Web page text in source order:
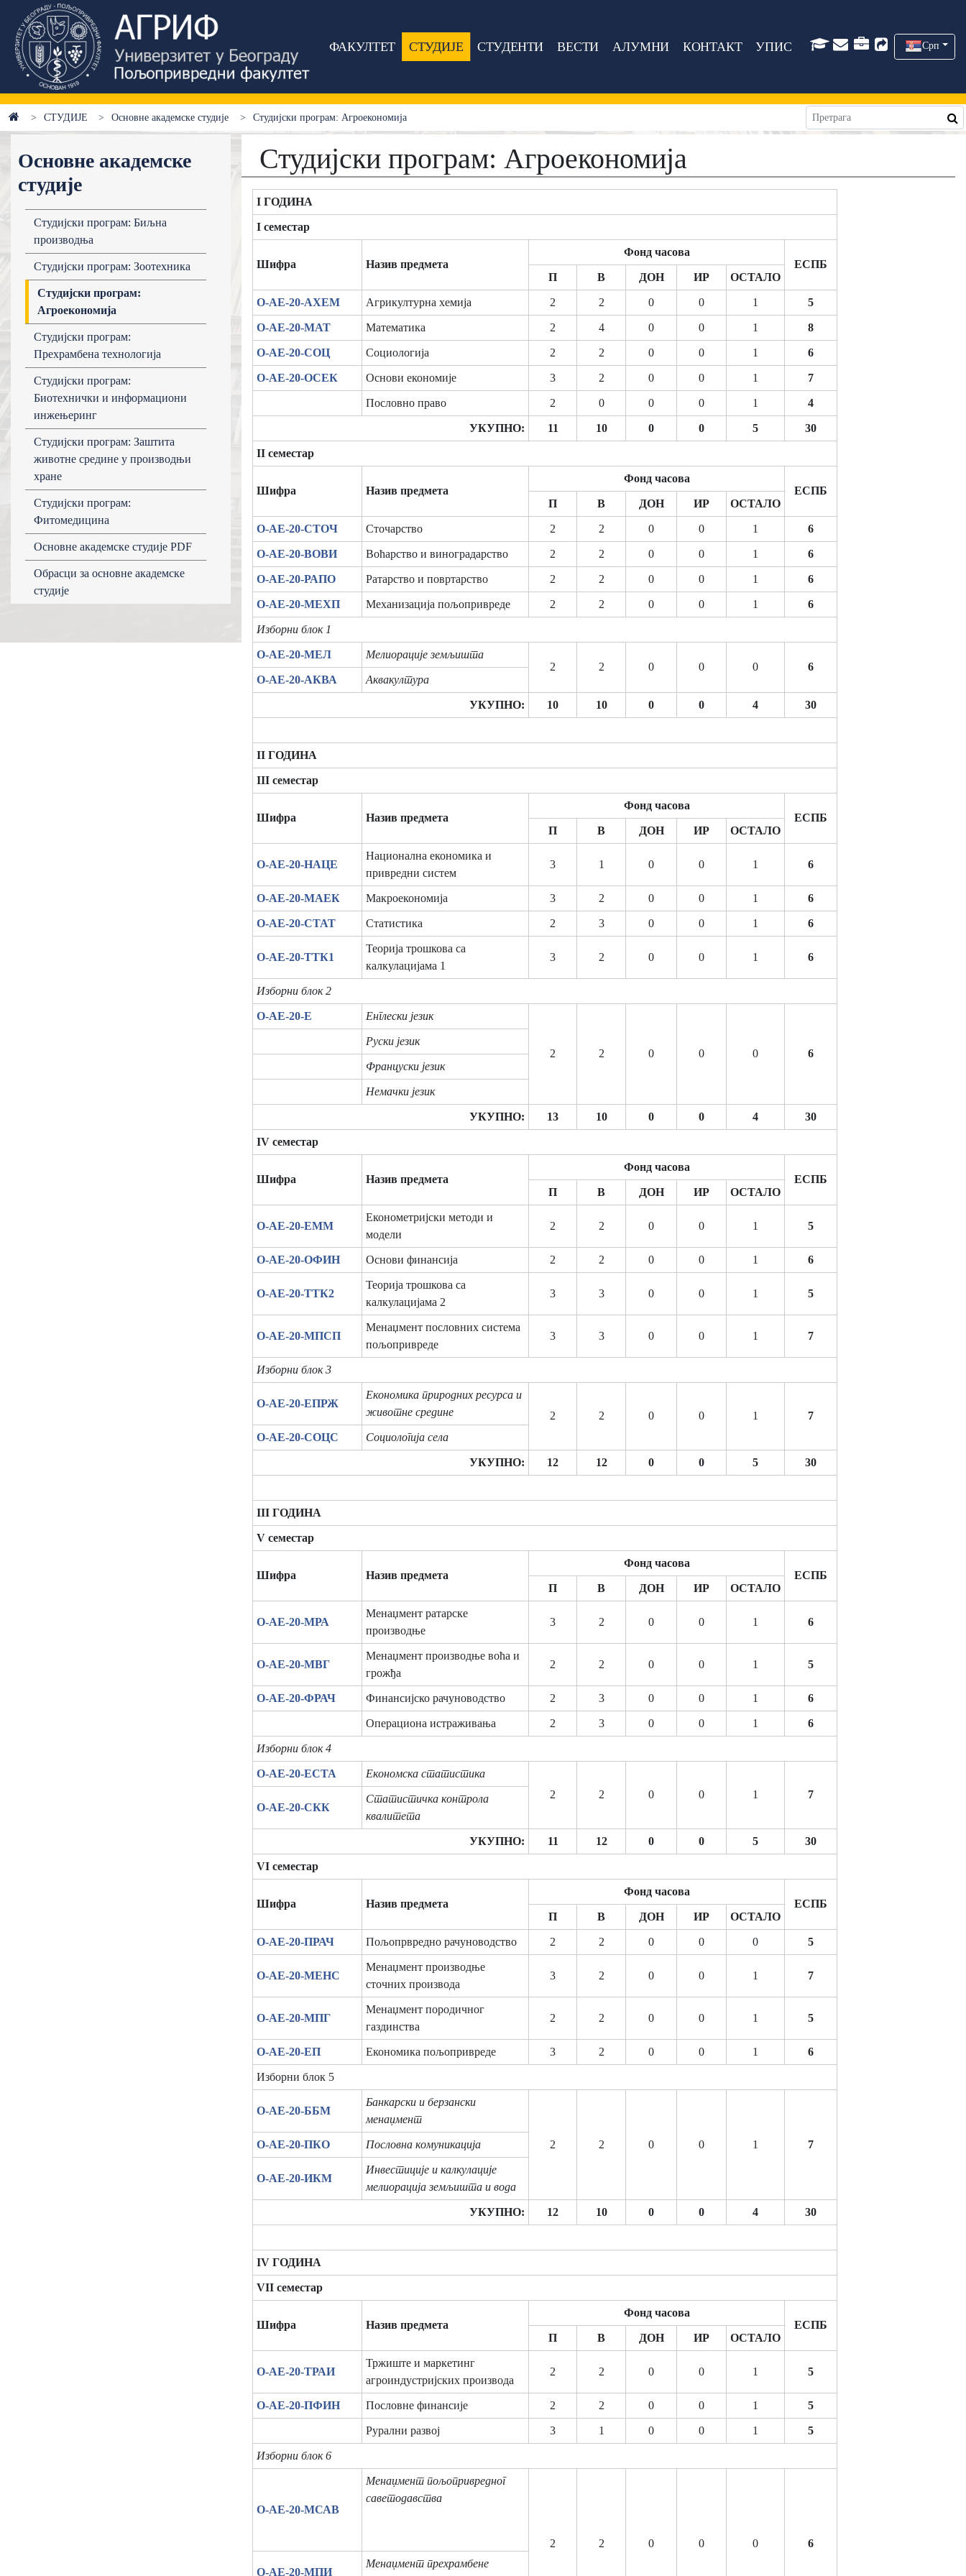
ФАКУЛТЕТ СТУДИЈЕ СТУДЕНТИ ВЕСТИ АЛУМНИ КОНТАКТ УПИС Срп
СТУДИЈЕ Основне академске студије Студијски програм: Агроекономија
Основне академске
студије
Студијски програм: Биљна
производња
Студијски програм: Зоотехника
Студијски програм:
Агроекономија
Студијски програм:
Прехрамбена технологија
Студијски програм:
Биотехнички и информациони
инжењеринг
Студијски програм: Заштита
животне средине у производњи
хране
Студијски програм:
Фитомедицина
Основне академске студије PDF
Обрасци за основне академске
студије
Студијски програм: Агроекономија
I ГОДИНА
I семестар
Шифра Назив предмета
Фонд часова
ЕСПБ
П
В ДОН ИР ОСТАЛО
О-АЕ-20-АХЕМ Агрикултурна хемија 2 2 0 0 1 5
О-АЕ-20-МАТ Математика 2 4 0 0 1 8
О-АЕ-20-СОЦ Социологија 2 2 0 0 1 6
О-АЕ-20-ОСЕК Основи економије 3 2 0 0 1 7
Пословно право 2 0 0 0 1 4
УКУПНО: 11 10 0 0 5 30
II семестар
Шифра Назив предмета
Фонд часова
ЕСПБ
П
В ДОН ИР ОСТАЛО
О-АЕ-20-СТОЧ Сточарство 2 2 0 0 1 6
О-АЕ-20-ВОВИ Воћарство и виноградарство 2 2 0 0 1 6
О-АЕ-20-РАПО Ратарство и повртарство 2 2 0 0 1 6
О-АЕ-20-МЕХП Механизација пољопривреде 2 2 0 0 1 6
Изборни блок 1
О-АЕ-20-МЕЛ
Мелиорације земљишта
2
2 0 0 0
6
О-АЕ-20-АКВА
Аквакултура
УКУПНО: 10 10 0 0 4 30
II ГОДИНА
III семестар
Шифра Назив предмета
Фонд часова
ЕСПБ
П
В ДОН ИР ОСТАЛО
О-АЕ-20-НАЦЕ
Национална економика и
привредни систем
3 1 0 0 1 6
О-АЕ-20-МАЕК Макроекономија 3 2 0 0 1 6
О-АЕ-20-СТАТ Статистика 2 3 0 0 1 6
О-АЕ-20-ТТК1
Теорија трошкова са
калкулацијама 1
3 2 0 0 1 6
Изборни блок 2
О-АЕ-20-Е Енглески језик
2 2 0 0 0 6
Руски језик
Француски језик
Немачки језик
УКУПНО: 13 10 0 0 4 30
IV семестар
Шифра Назив предмета
Фонд часова
ЕСПБ
П
В ДОН ИР ОСТАЛО
О-АЕ-20-ЕММ
Економетријски методи и
модели
2 2 0 0 1 5
О-АЕ-20-ОФИН Основи финансија 2 2 0 0 1 6
О-АЕ-20-ТТК2
Теорија трошкова са
калкулацијама 2
3 3 0 0 1 5
О-АЕ-20-МПСП
Менаџмент пословних система
пољопривреде
3 3 0 0 1 7
Изборни блок 3
О-АЕ-20-ЕПРЖ
Економика природних ресурса и
животне средине
2 2 0 0 1
7
О-АЕ-20-СОЦС
Социологија села
УКУПНО: 12 12 0 0 5 30
III ГОДИНА
V семестар
Шифра Назив предмета
Фонд часова
ЕСПБ
П
В ДОН ИР ОСТАЛО
О-АЕ-20-МРА
Менаџмент ратарске
производње
3 2 0 0 1 6
О-АЕ-20-МВГ
Менаџмент производње воћа и
грожђа
2 2 0 0 1 5
О-АЕ-20-ФРАЧ Финансијско рачуноводство 2 3 0 0 1 6
Операциона истраживања 2 3 0 0 1 6
Изборни блок 4
О-АЕ-20-ЕСТА
Економска статистика
2
2 0 0 1
7
О-АЕ-20-СКК
Статистичка контрола
квалитета
УКУПНО: 11 12 0 0 5 30
VI семестар
Шифра Назив предмета
Фонд часова
ЕСПБ
П
В ДОН ИР ОСТАЛО
О-АЕ-20-ПРАЧ Пољопрвредно рачуноводство 2 2 0 0 0 5
О-АЕ-20-МЕНС
Менаџмент производње
сточних производа
3 2 0 0 1 7
О-АЕ-20-МПГ
Менаџмент породичног
газдинства
2 2 0 0 1 5
О-АЕ-20-ЕП Економика пољопривреде 3 2 0 0 1 6
Изборни блок 5
О-АЕ-20-ББМ
Банкарски и берзански
менаџмент
2 2 0 0 1 7
О-АЕ-20-ПКО Пословна комуникација
О-АЕ-20-ИКМ
Инвестиције и калкулације
мелиорација земљишта и вода
УКУПНО: 12 10 0 0 4 30
IV ГОДИНА
VII семестар
Шифра Назив предмета
Фонд часова
ЕСПБ
П
В ДОН ИР ОСТАЛО
О-АЕ-20-ТРАИ
Тржиште и маркетинг
агроиндустријских производа
2 2 0 0 1 5
О-АЕ-20-ПФИН Пословне финансије 2 2 0 0 1 5
Рурални развој 3 1 0 0 1 5
Изборни блок 6
О-АЕ-20-МСАВ
Менаџмент пољопривредног
саветодавства
2 2 0 0 0 6
О-АЕ-20-МПИ
Менаџмент прехрамбене